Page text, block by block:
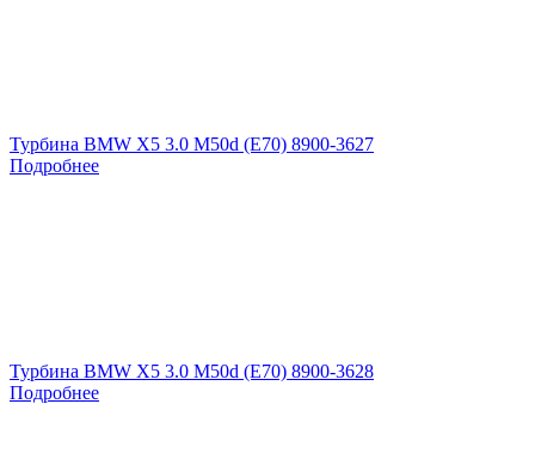
Турбина BMW X5 3.0 M50d (E70) 8900-3627
Подробнее
Турбина BMW X5 3.0 M50d (E70) 8900-3628
Подробнее